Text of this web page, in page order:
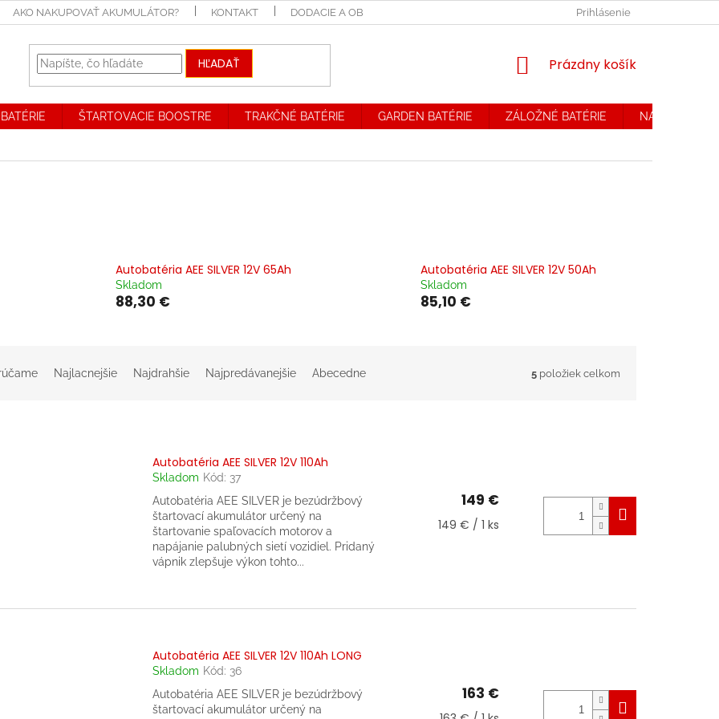
AKO NAKUPOVAŤ AKUMULÁTOR? KONTAKT DODACIE A OBCHODNÉ PODMIENKY. REKLAMAČNÝ PORIADOKPrihlásenie
HĽADAŤ
NÁKUPNÝ
Prázdny košík
ŠTARTOVACIE BOOSTRE TRAKČNÉ BATÉRIE GARDEN BATÉRIE ZÁLOŽNÉ BATÉRIE NABÍJAČKY
Autobatéria AEE SILVER 12V 65Ah
Skladom
88,30 €
Autobatéria AEE SILVER 12V 50Ah
Skladom
85,10 €
Najlacnejšie Najdrahšie Najpredávanejšie Abecedne 5 položiek celkom
Autobatéria AEE SILVER 12V 110Ah
Skladom Kód: 37
Autobatéria AEE SILVER je bezúdržbový
štartovací akumulátor určený na
štartovanie spaľovacích motorov a
napájanie palubných sietí vozidiel. Pridaný
vápnik zlepšuje výkon tohto...
149 €
Jednotková
149 € / 1 ks
Autobatéria AEE SILVER 12V 110Ah LONG
Skladom Kód: 36
Autobatéria AEE SILVER je bezúdržbový
štartovací akumulátor určený na
163 €